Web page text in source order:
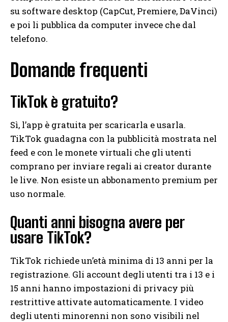
su software desktop (CapCut, Premiere, DaVinci)
e poi li pubblica da computer invece che dal
telefono.
Domande frequenti
TikTok è gratuito?
Sì, l’app è gratuita per scaricarla e usarla.
TikTok guadagna con la pubblicità mostrata nel
feed e con le monete virtuali che gli utenti
comprano per inviare regali ai creator durante
le live. Non esiste un abbonamento premium per
uso normale.
Quanti anni bisogna avere per
usare TikTok?
TikTok richiede un’età minima di 13 anni per la
registrazione. Gli account degli utenti tra i 13 e i
15 anni hanno impostazioni di privacy più
restrittive attivate automaticamente. I video
degli utenti minorenni non sono visibili nel